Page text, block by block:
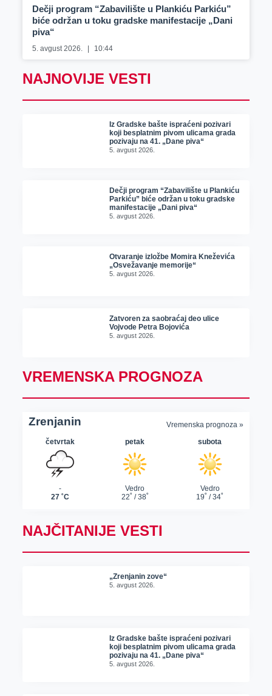
Dečji program “Zabavilište u Plankiću Parkiću”
biće održan u toku gradske manifestacije „Dani
piva“
5. avgust 2026. 10:44
NAJNOVIJE VESTI
Iz Gradske bašte ispraćeni pozivari
koji besplatnim pivom ulicama grada
pozivaju na 41. „Dane piva“
5. avgust 2026.
Dečji program “Zabavilište u Plankiću
Parkiću” biće održan u toku gradske
manifestacije „Dani piva“
5. avgust 2026.
Otvaranje izložbe Momira Kneževića
„Osvežavanje memorije“
5. avgust 2026.
Zatvoren za saobraćaj deo ulice
Vojvode Petra Bojovića
5. avgust 2026.
VREMENSKA PROGNOZA
NAJČITANIJE VESTI
„Zrenjanin zove“
5. avgust 2026.
Iz Gradske bašte ispraćeni pozivari
koji besplatnim pivom ulicama grada
pozivaju na 41. „Dane piva“
5. avgust 2026.